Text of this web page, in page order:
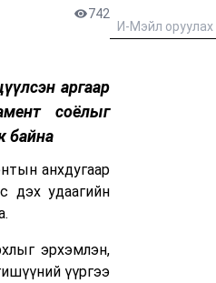
742
аргаар
соёлыг
байна
анхдугаар
дэх удаагийн
эрхэмлэн,
үүргээ